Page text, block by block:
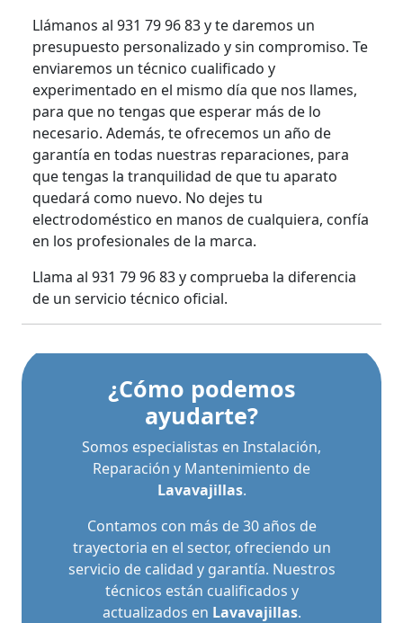
Llámanos al 931 79 96 83 y te daremos un
presupuesto personalizado y sin compromiso. Te
enviaremos un técnico cualificado y
experimentado en el mismo día que nos llames,
para que no tengas que esperar más de lo
necesario. Además, te ofrecemos un año de
garantía en todas nuestras reparaciones, para
que tengas la tranquilidad de que tu aparato
quedará como nuevo. No dejes tu
electrodoméstico en manos de cualquiera, confía
en los profesionales de la marca.
Llama al 931 79 96 83 y comprueba la diferencia
de un servicio técnico oficial.
¿Cómo podemos
ayudarte?
Somos especialistas en Instalación,
Reparación y Mantenimiento de
Lavavajillas.
Contamos con más de 30 años de
trayectoria en el sector, ofreciendo un
servicio de calidad y garantía. Nuestros
técnicos están cualificados y
actualizados en Lavavajillas.